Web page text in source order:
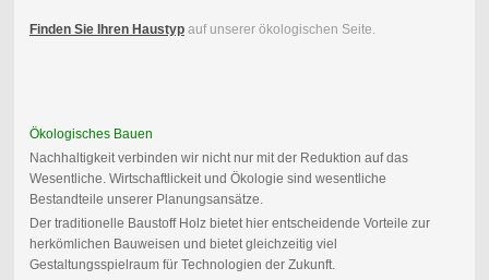
Finden Sie Ihren Haustypauf unserer ökologischen Seite.
Ökologisches Bauen
Nachhaltigkeit verbinden wir nicht nur mit der Reduktion auf das
Wesentliche. Wirtschaftlickeit und Ökologie sind wesentliche
Bestandteile unserer Planungsansätze.
Der traditionelle Baustoff Holz bietet hier entscheidende Vorteile zur
herkömlichen Bauweisen und bietet gleichzeitig viel
Gestaltungsspielraum für Technologien der Zukunft.